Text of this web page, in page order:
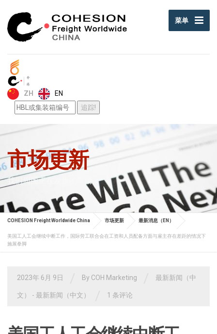
菜单
ZH EN
市场更新
我们周围正在发生的事情
COHESION Freight Worldwide China 市场更新 最新消息（EN）
美国工人工会继续中断工作，国际劳工联合会在工资和人员配备方面与雇主存在差距的情况下
施展拳脚
2023年 6月 9日 By COH Marketing 最新新闻（中
文） - 最新新闻（中文） 1 条评论